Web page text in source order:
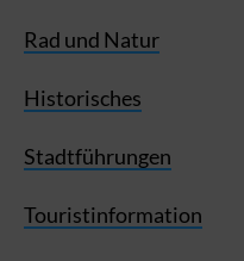
Rad und Natur
Historisches
Stadtführungen
Touristinformation